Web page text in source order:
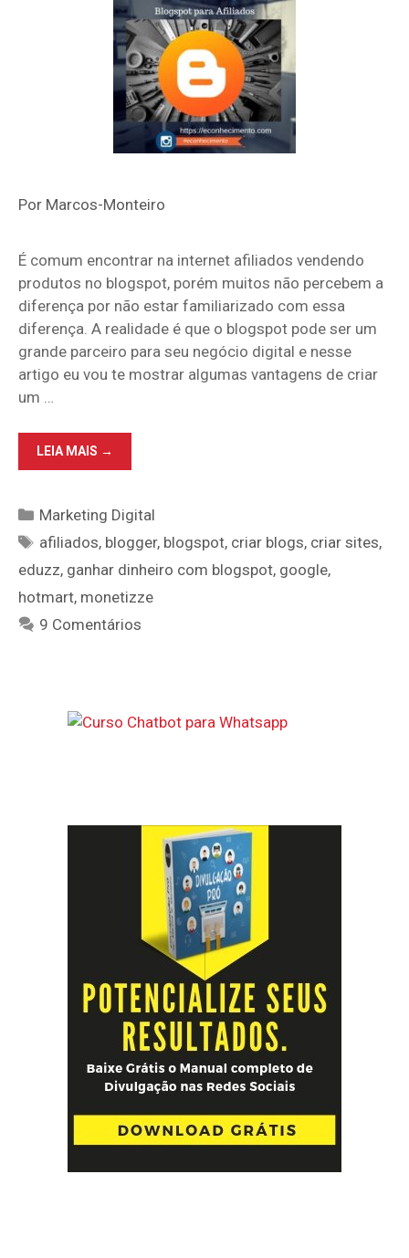
Por Marcos-Monteiro
É comum encontrar na internet afiliados vendendo
produtos no blogspot, porém muitos não percebem a
diferença por não estar familiarizado com essa
diferença. A realidade é que o blogspot pode ser um
grande parceiro para seu negócio digital e nesse
artigo eu vou te mostrar algumas vantagens de criar
um …
LEIA MAIS →
PARA
Categorias
Marketing Digital
Tags
afiliados, blogger, blogspot, criar blogs, criar sites,
eduzz, ganhar dinheiro com blogspot, google,
hotmart, monetizze
9 Comentários